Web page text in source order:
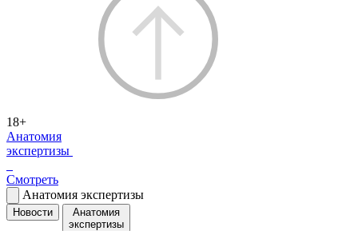
18+
Анатомия
экспертизы
Смотреть
Анатомия экспертизы
Новости
Анатомия
экспертизы